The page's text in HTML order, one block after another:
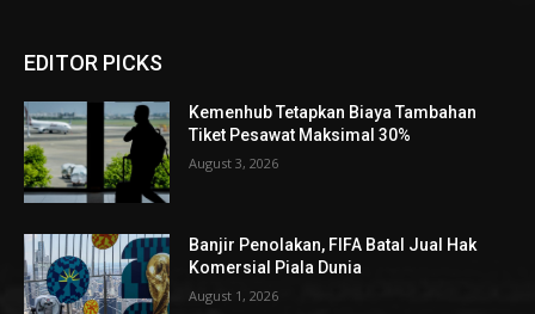
EDITOR PICKS
Kemenhub Tetapkan Biaya Tambahan
Tiket Pesawat Maksimal 30%
August 3, 2026
Banjir Penolakan, FIFA Batal Jual Hak
Komersial Piala Dunia
August 1, 2026